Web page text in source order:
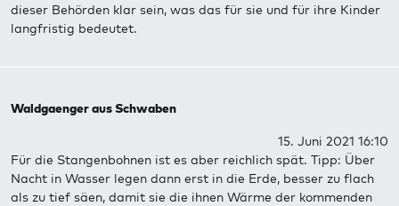
dieser Behörden klar sein, was das für sie und für ihre Kinder
langfristig bedeutet.
Waldgaenger aus Schwaben
15. Juni 2021 16:10
Für die Stangenbohnen ist es aber reichlich spät. Tipp: Über
Nacht in Wasser legen dann erst in die Erde, besser zu flach
als zu tief säen, damit sie die ihnen Wärme der kommenden